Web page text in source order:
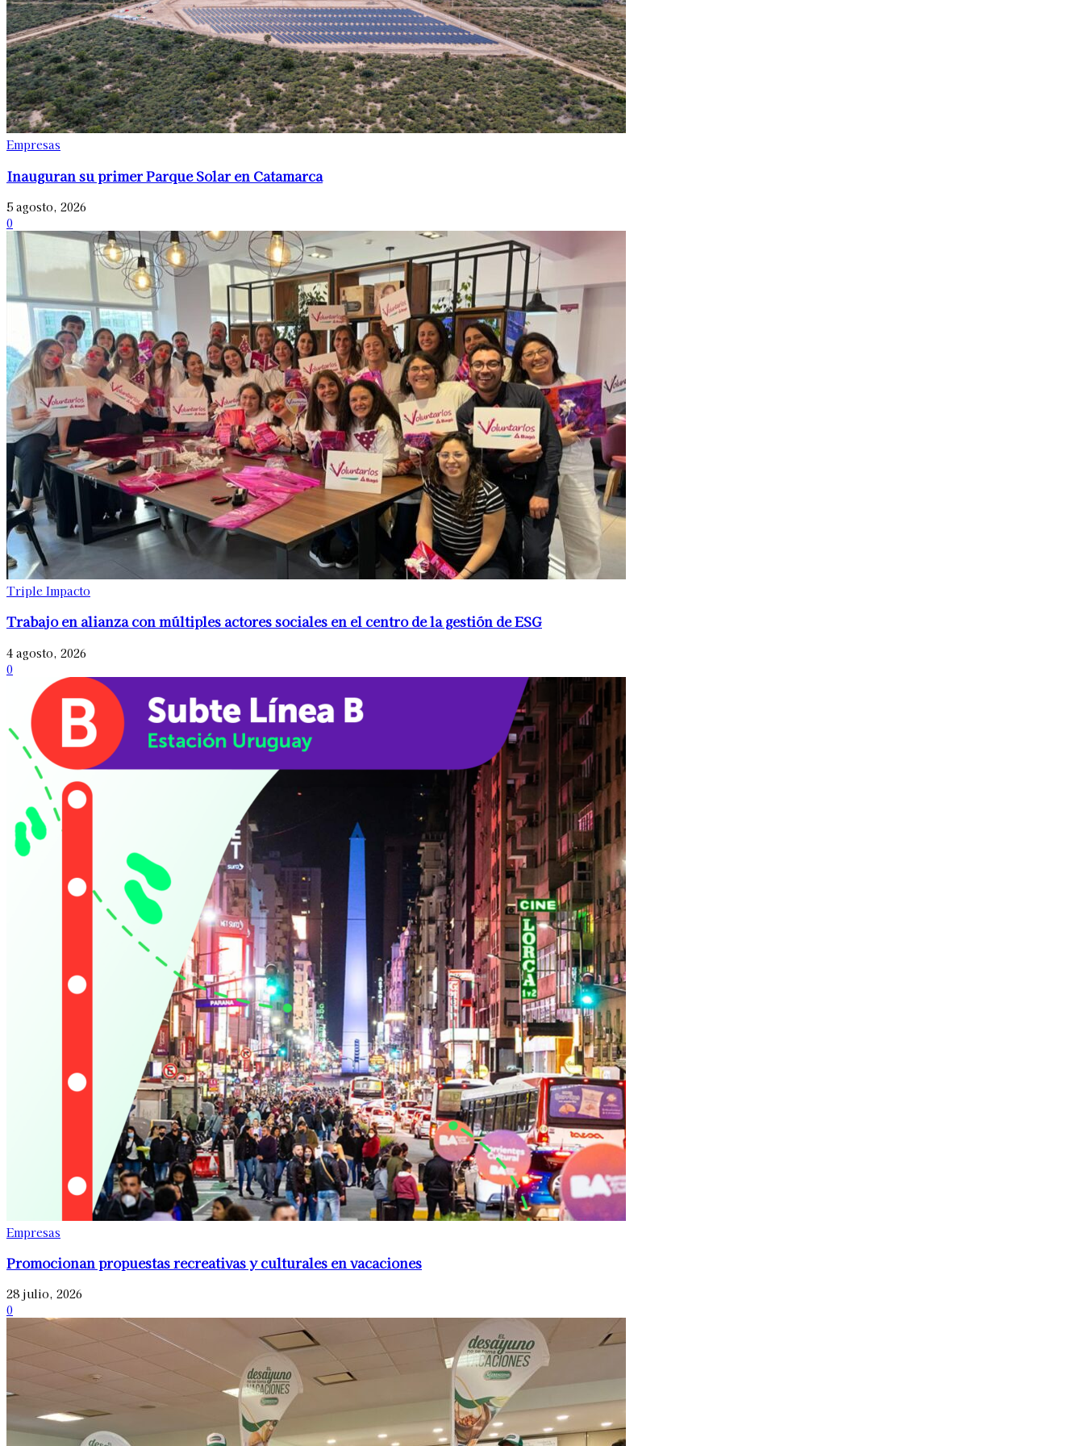
Empresas
Inauguran su primer Parque Solar en Catamarca
5 agosto, 2026
0
Triple Impacto
Trabajo en alianza con múltiples actores sociales en el centro de la gestión de ESG
4 agosto, 2026
0
Empresas
Promocionan propuestas recreativas y culturales en vacaciones
28 julio, 2026
0